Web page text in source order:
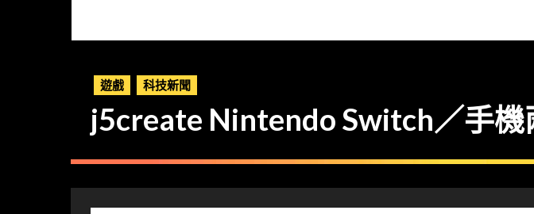
遊戲 科技新聞
j5create Nintendo Switch／手機